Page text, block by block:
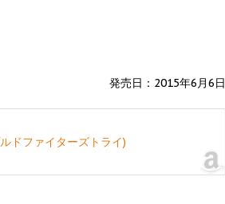
発売日：2015年6月6日
ドファイターズトライ)